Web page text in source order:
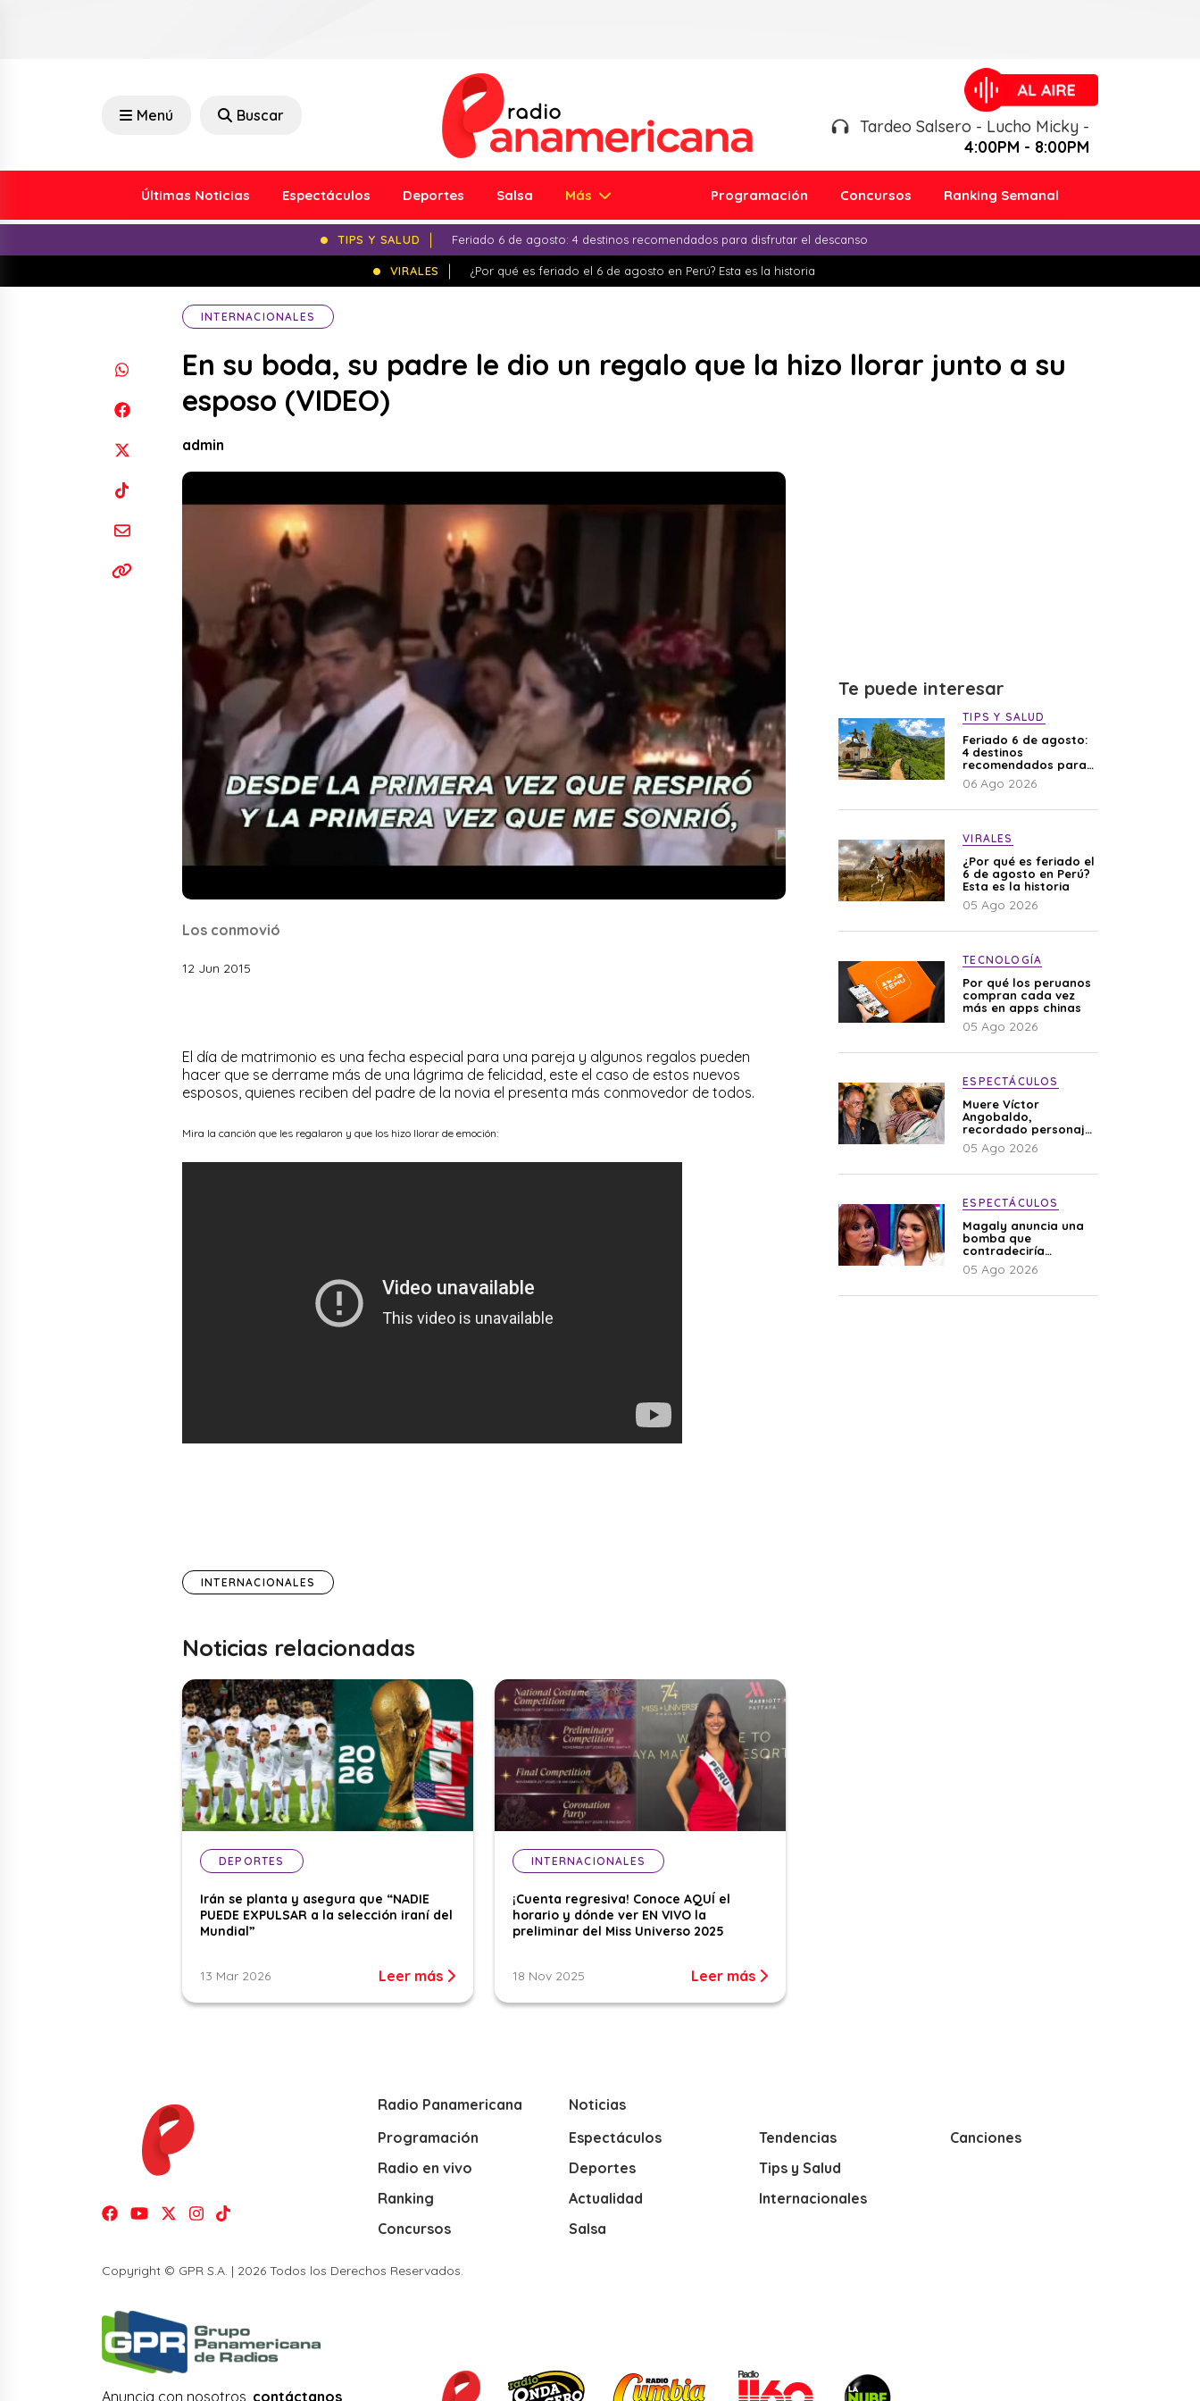
Menú Buscar
Tardeo Salsero - Lucho Micky -
4:00PM - 8:00PM
Últimas Noticias Espectáculos Deportes Salsa Más Programación Concursos Ranking Semanal
TIPS Y SALUD Feriado 6 de agosto: 4 destinos recomendados para disfrutar el descanso
VIRALES ¿Por qué es feriado el 6 de agosto en Perú? Esta es la historia
INTERNACIONALES
En su boda, su padre le dio un regalo que la hizo llorar junto a su
esposo (VIDEO)
admin
Los conmovió
12 Jun 2015
El día de matrimonio es una fecha especial para una pareja y algunos regalos pueden
hacer que se derrame más de una lágrima de felicidad, este el caso de estos nuevos
esposos, quienes reciben del padre de la novia el presenta más conmovedor de todos.
Mira la canción que les regalaron y que los hizo llorar de emoción:
INTERNACIONALES
Noticias relacionadas
DEPORTES
Irán se planta y asegura que “NADIE
PUEDE EXPULSAR a la selección iraní del
Mundial”
13 Mar 2026 Leer más
INTERNACIONALES
¡Cuenta regresiva! Conoce AQUÍ el
horario y dónde ver EN VIVO la
preliminar del Miss Universo 2025
18 Nov 2025 Leer más
Te puede interesar
TIPS Y SALUD
Feriado 6 de agosto:
4 destinos
recomendados para
disfrutar el descanso
06 Ago 2026
VIRALES
¿Por qué es feriado el
6 de agosto en Perú?
Esta es la historia
05 Ago 2026
TECNOLOGÍA
Por qué los peruanos
compran cada vez
más en apps chinas
05 Ago 2026
ESPECTÁCULOS
Muere Víctor
Angobaldo,
recordado personaje
de la farándula y
expareja de Shirley
05 Ago 2026
ESPECTÁCULOS
Magaly anuncia una
bomba que
contradeciría
comunicado de La
Bella Luz: “Hay un
05 Ago 2026
Radio Panamericana
Programación
Radio en vivo
Ranking
Concursos
Noticias
Espectáculos
Deportes
Actualidad
Salsa
Tendencias
Tips y Salud
Internacionales
Canciones
Copyright © GPR S.A. | 2026 Todos los Derechos Reservados.
Anuncia con nosotros, contáctanos